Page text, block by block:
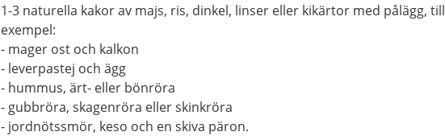
1-3 naturella kakor av majs, ris, dinkel, linser eller kikärtor med pålägg, till
exempel:
- mager ost och kalkon
- leverpastej och ägg
- hummus, ärt- eller bönröra
- gubbröra, skagenröra eller skinkröra
- jordnötssmör, keso och en skiva päron.